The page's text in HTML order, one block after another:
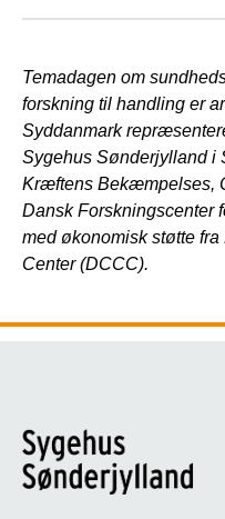
Temadagen om
forskning til handling er
Syddanmark
Sygehus Sønderjylland i
Kræftens Bekæmpelses,
Dansk Forskningscenter
med økonomisk støtte
Center (DCCC).